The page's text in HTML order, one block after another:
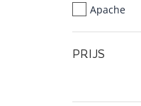
Apache
PRIJS